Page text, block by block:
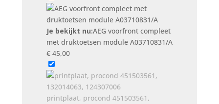
module
A03710831/A
aantal
Je bekijkt nu:AEG voorfront compleet
met druktoetsen module A03710831/A
€45,00
printplaat, procond 451503561,